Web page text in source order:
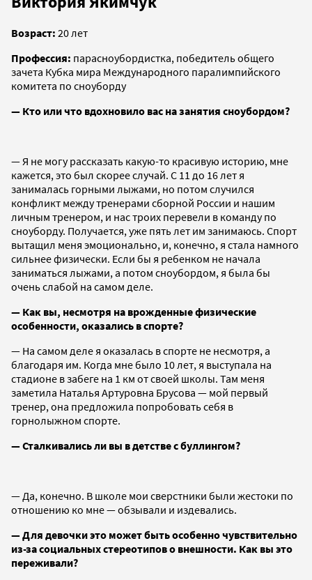
Возраст: 20 лет
Профессия: парасноубордистка, победитель общего
зачета Кубка мира Международного паралимпийского
комитета по сноуборду
— Кто или что вдохновило вас на занятия сноубордом?
— Я не могу рассказать какую-то красивую историю, мне
кажется, это был скорее случай. С 11 до 16 лет я
занималась горными лыжами, но потом случился
конфликт между тренерами сборной России и нашим
личным тренером, и нас троих перевели в команду по
сноуборду. Получается, уже пять лет им занимаюсь. Спорт
вытащил меня эмоционально, и, конечно, я стала намного
сильнее физически. Если бы я ребенком не начала
заниматься лыжами, а потом сноубордом, я была бы
очень слабой на самом деле.
— Как вы, несмотря на врожденные физические
особенности, оказались в спорте?
— На самом деле я оказалась в спорте не несмотря, а
благодаря им. Когда мне было 10 лет, я выступала на
стадионе в забеге на 1 км от своей школы. Там меня
заметила Наталья Артуровна Брусова — мой первый
тренер, она предложила попробовать себя в
горнолыжном спорте.
— Сталкивались ли вы в детстве с буллингом?
— Да, конечно. В школе мои сверстники были жестоки по
отношению ко мне — обзывали и издевались.
— Для девочки это может быть особенно чувствительно
из-за социальных стереотипов о внешности. Как вы это
переживали?